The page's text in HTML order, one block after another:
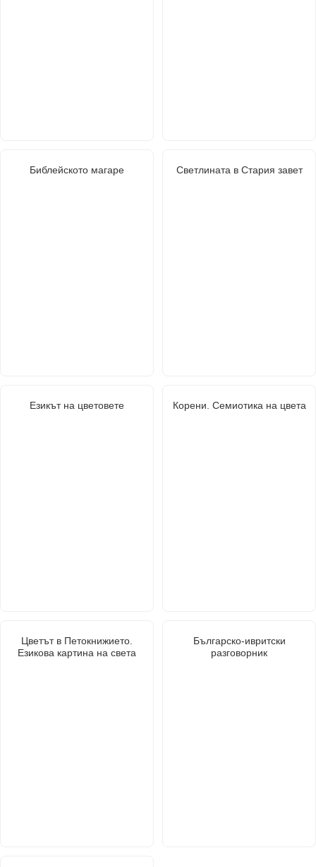
Библейското магаре Светлината в Стария завет
Езикът на цветовете Корени. Семиотика на цвета
Цветът в Петокнижието.
Езикова картина на света
Българско-ивритски
разговорник